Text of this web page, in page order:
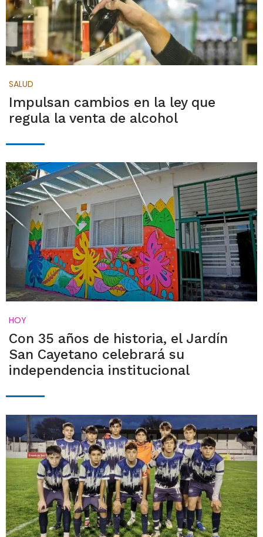
SALUD
Impulsan cambios en la ley que
regula la venta de alcohol
HOY
Con 35 años de historia, el Jardín
San Cayetano celebrará su
independencia institucional